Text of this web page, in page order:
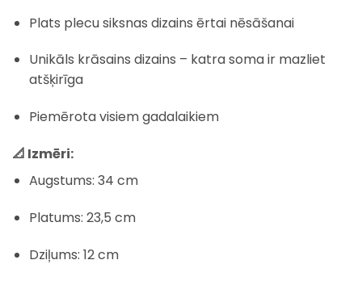
Plats plecu siksnas dizains ērtai nēsāšanai
Unikāls krāsains dizains – katra soma ir mazliet
atšķirīga
Piemērota visiem gadalaikiem
📐 Izmēri:
Augstums: 34 cm
Platums: 23,5 cm
Dziļums: 12 cm